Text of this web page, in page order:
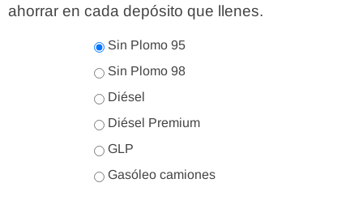
ahorrar en cada depósito que llenes.
Sin Plomo 95
Sin Plomo 98
Diésel
Diésel Premium
GLP
Gasóleo camiones